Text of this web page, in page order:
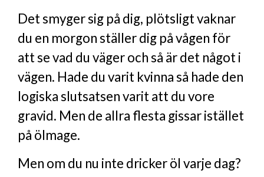
Det smyger sig på dig, plötsligt vaknar
du en morgon ställer dig på vågen för
att se vad du väger och så är det något i
vägen. Hade du varit kvinna så hade den
logiska slutsatsen varit att du vore
gravid. Men de allra flesta gissar istället
på ölmage.
Men om du nu inte dricker öl varje dag?